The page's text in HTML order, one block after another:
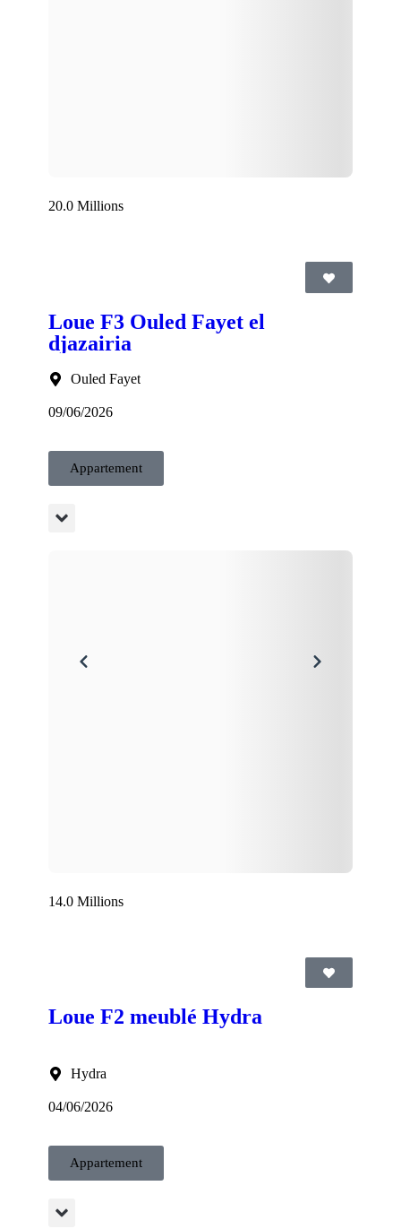
20.0 Millions
Loue F3 Ouled Fayet el
djazairia
Ouled Fayet
09/06/2026
Appartement
14.0 Millions
Loue F2 meublé Hydra
Hydra
04/06/2026
Appartement